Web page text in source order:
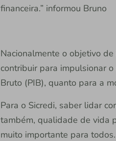
financeira.” informou Bruno
Nacionalmente o objetivo
contribuir para impulsionar
Bruto (PIB), quanto para a
Para o Sicredi, saber lidar
também, qualidade de vida
muito importante para todos.